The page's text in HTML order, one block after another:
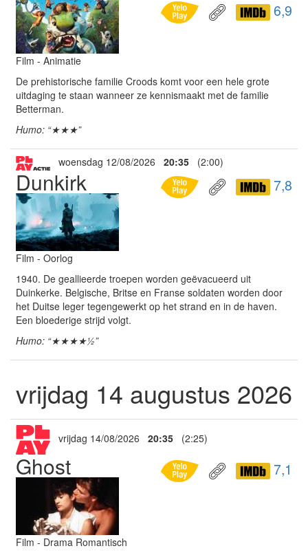
6,9
Film - Animatie
De prehistorische familie Croods komt voor een hele grote
uitdaging te staan wanneer ze kennismaakt met de familie
Betterman.
Humo: “★★★”
woensdag 12/08/2026 20:35 (2:00)
Dunkirk 7,8
Film - Oorlog
1940. De geallieerde troepen worden geëvacueerd uit
Duinkerke. Belgische, Britse en Franse soldaten worden door
het Duitse leger tegengewerkt op het strand en in de haven.
Een bloederige strijd volgt.
Humo: “★★★★½”
vrijdag 14 augustus 2026
vrijdag 14/08/2026 20:35 (2:25)
Ghost 7,1
Film - Drama Romantisch